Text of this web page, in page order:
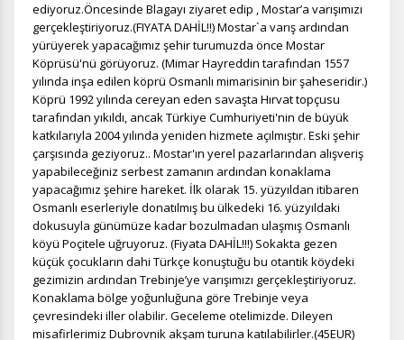
ediyoruz.Öncesinde Blagayı ziyaret edip , Mostar’a varışımızı
gerçekleştiriyoruz.(FIYATA DAHİL!!)Mostar`a varış ardından
yürüyerek yapacağımız şehir turumuzda önce Mostar
Köprüsü'nü görüyoruz. (Mimar Hayreddin tarafından 1557
yılında inşa edilen köprü Osmanlı mimarisinin bir şaheseridir.)
Köprü 1992 yılında cereyan eden savaşta Hırvat topçusu
tarafından yıkıldı, ancak Türkiye Cumhuriyeti'nin de büyük
katkılarıyla 2004 yılında yeniden hizmete açılmıştır. Eski şehir
çarşısında geziyoruz.. Mostar'ın yerel pazarlarından alışveriş
yapabileceğiniz serbest zamanın ardından konaklama
yapacağımız şehire hareket. İlk olarak 15. yüzyıldan itibaren
Osmanlı eserleriyle donatılmış bu ülkedeki 16. yüzyıldaki
dokusuyla günümüze kadar bozulmadan ulaşmış Osmanlı
köyü Poçitele uğruyoruz. (Fiyata DAHİL!!!) Sokakta gezen
küçük çocukların dahi Türkçe konuştuğu bu otantik köydeki
gezimizin ardından Trebinje’ye varışımızı gerçekleştiriyoruz.
Konaklama bölge yoğunluğuna göre Trebinje veya
çevresindeki iller olabilir. Geceleme otelimizde. Dileyen
misafirlerimiz Dubrovnik akşam turuna katılabilirler.(45EUR)